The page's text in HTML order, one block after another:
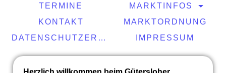
TERMINE
MARKTINFOS
KONTAKT
MARKTORDNUNG
DATENSCHUTZERKLÄRUNG
IMPRESSUM